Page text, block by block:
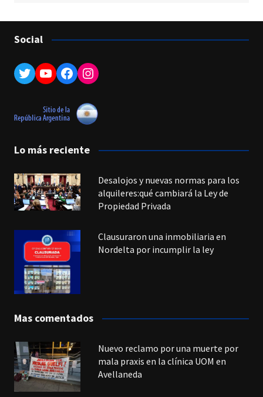
Social
Twitter
YouTube
Facebook
Instagram
Lo más reciente
Desalojos y nuevas normas para los
alquileres:qué cambiará la Ley de
Propiedad Privada
Clausuraron una inmobiliaria en
Nordelta por incumplir la ley
Mas comentados
Nuevo reclamo por una muerte por
mala praxis en la clínica UOM en
Avellaneda